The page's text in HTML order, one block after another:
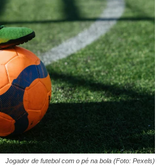
Jogador de futebol com o pé na bola (Foto: Pexels)